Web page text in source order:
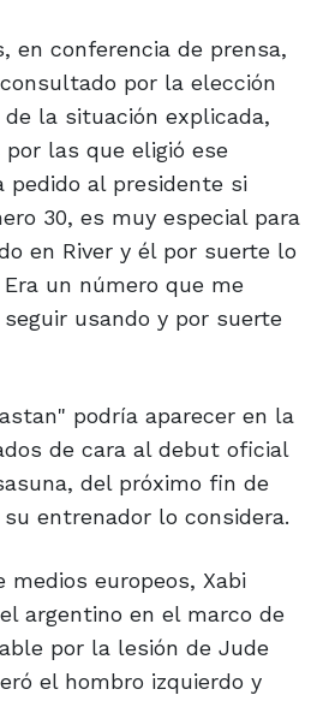
en conferencia de prensa,
por la elección
la situación explicada,
las que eligió ese
pedido al presidente si
30, es muy especial para
en River y él por suerte lo
un número que me
usando y por suerte
podría aparecer en la
de cara al debut oficial
del próximo fin de
entrenador lo considera.
medios europeos, Xabi
argentino en el marco de
por la lesión de Jude
el hombro izquierdo y